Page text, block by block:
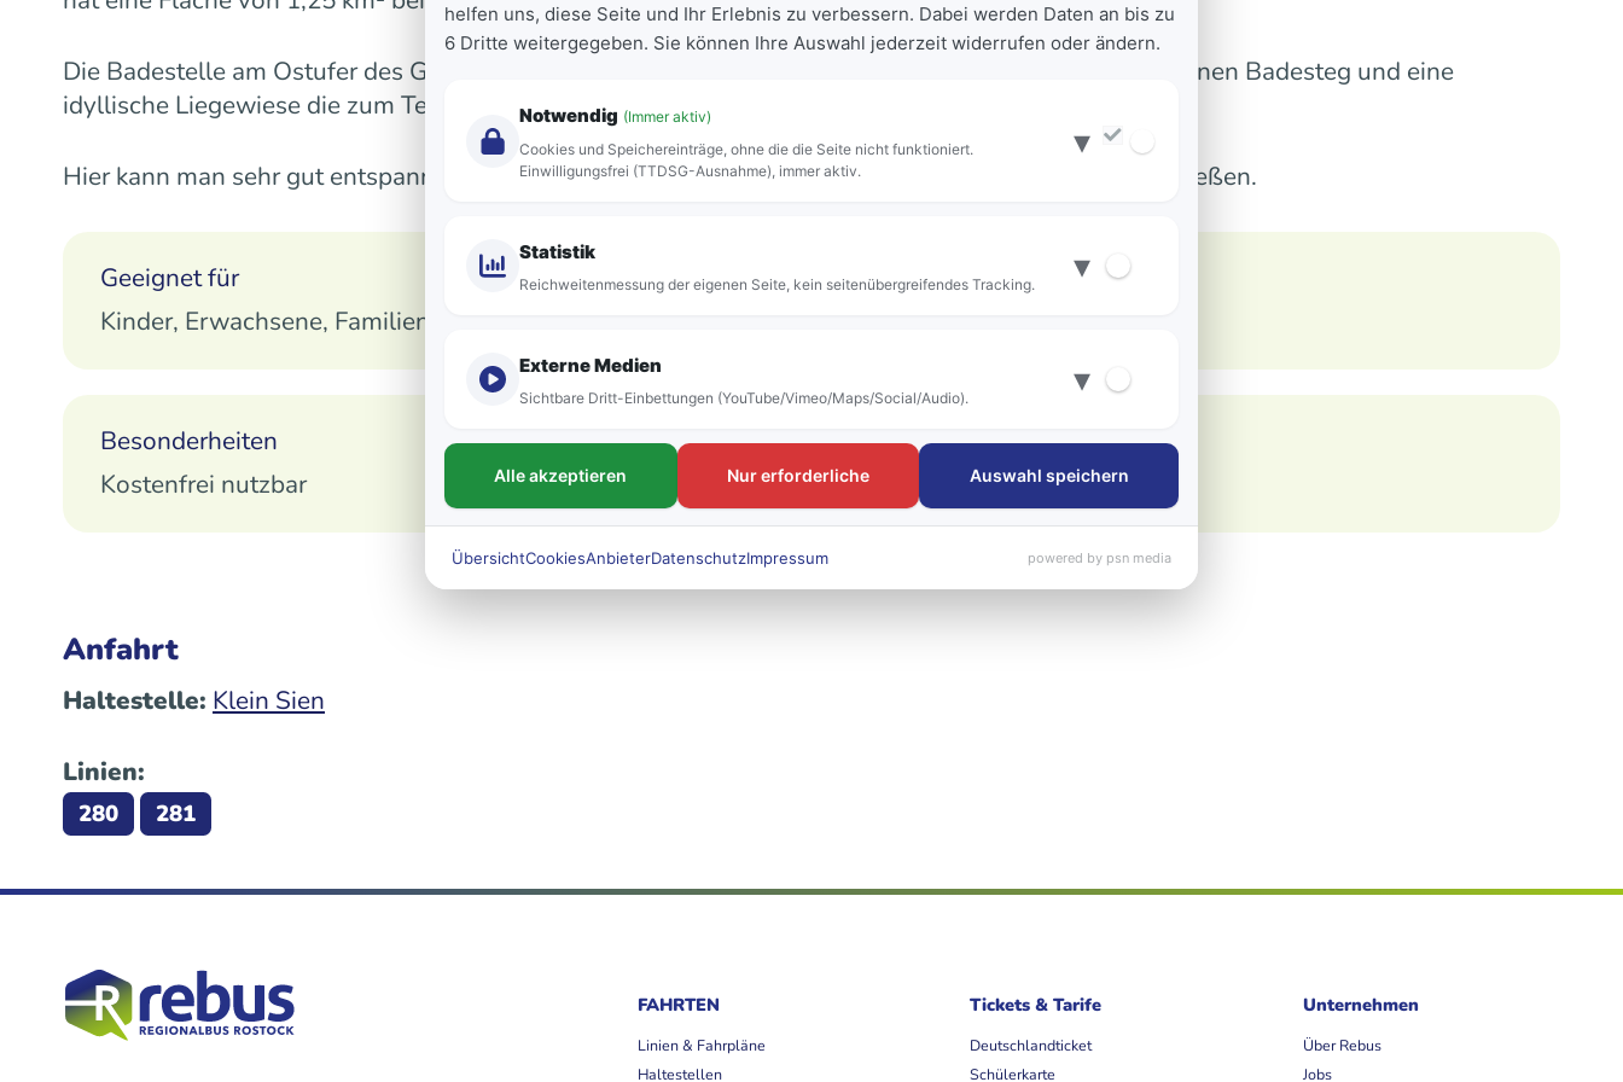
Die Badestelle am Ostufer des Groß Tessiner Sees ist über den Ort Klein Siehn zu erreichen. Sie hat einen Badesteg und eine
idyllische Liegewiese die zum Teil von großen Bäumen abgeschattet ist.
Hier kann man sehr gut entspannen und das schöne Wetter nach einem ausgiebigen Bad im See genießen.
Geeignet für
Kinder, Erwachsene, Familien
Besonderheiten
Kostenfrei nutzbar
Anfahrt
Haltestelle: Klein Sien
Linien:
280 281
FAHRTEN
Linien & Fahrpläne
Haltestellen
Tickets & Tarife
Deutschlandticket
Schülerkarte
Unternehmen
Über Rebus
Jobs
helfen uns, diese Seite und Ihr Erlebnis zu verbessern. Dabei werden Daten an bis zu
6 Dritte weitergegeben. Sie können Ihre Auswahl jederzeit widerrufen oder ändern.
Notwendig (Immer aktiv)
Cookies und Speichereinträge, ohne die die Seite nicht funktioniert.
Einwilligungsfrei (TTDSG-Ausnahme), immer aktiv.
▾
Statistik
Reichweitenmessung der eigenen Seite, kein seitenübergreifendes Tracking. ▾
Externe Medien
Sichtbare Dritt-Einbettungen (YouTube/Vimeo/Maps/Social/Audio). ▾
Alle akzeptieren Nur erforderliche Auswahl speichern
ÜbersichtCookiesAnbieterDatenschutzImpressum powered by psn media